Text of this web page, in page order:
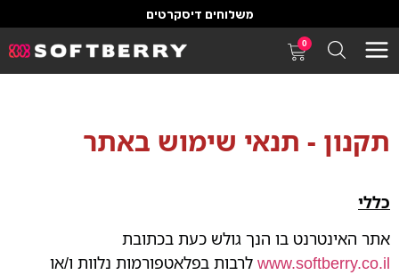
משלוחים דיסקרטים
0
תקנון - תנאי שימוש באתר
כללי
אתר האינטרנט בו הנך גולש כעת בכתובת
www.softberry.co.il לרבות בפלאטפורמות נלוות ו/או